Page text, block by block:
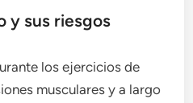
y sus riesgos
los ejercicios de
musculares y a largo